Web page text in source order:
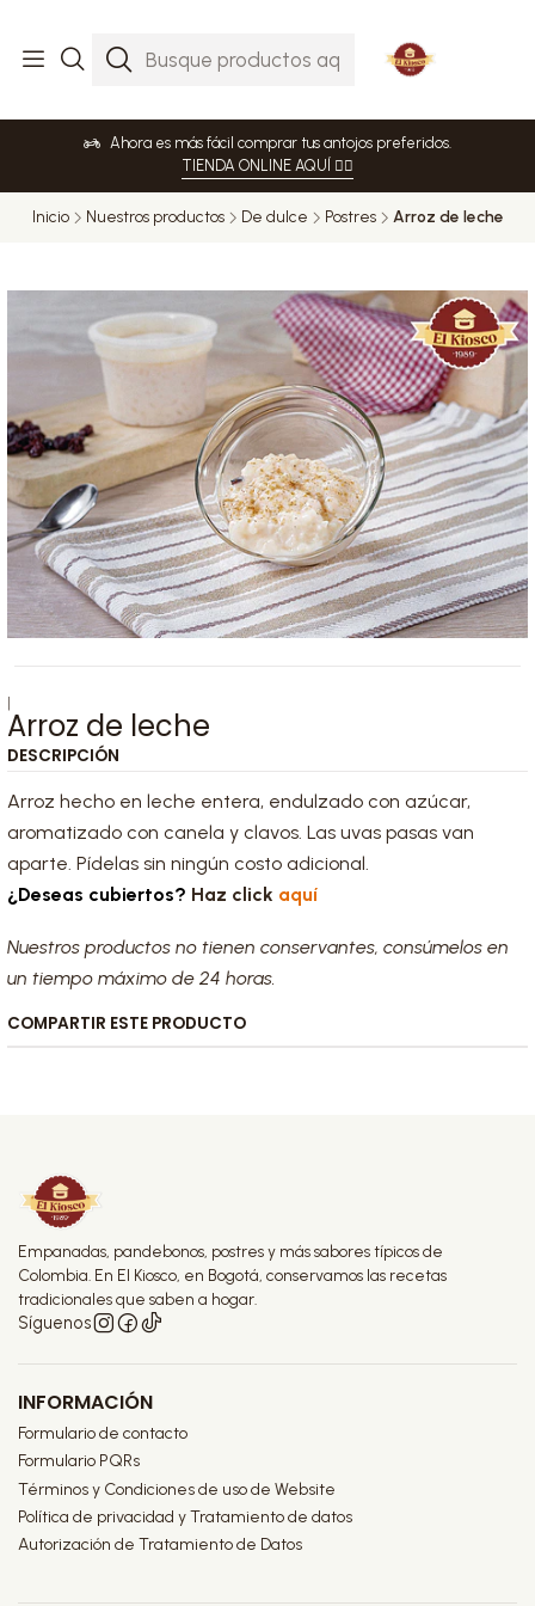
Ahora es más fácil comprar tus antojos preferidos.
TIENDA ONLINE AQUÍ 👈🏻
Inicio Nuestros productos De dulce Postres Arroz de leche
|
Arroz de leche
DESCRIPCIÓN
Arroz hecho en leche entera, endulzado con azúcar,
aromatizado con canela y clavos. Las uvas pasas van
aparte. Pídelas sin ningún costo adicional.
¿Deseas cubiertos? Haz click aquí
Nuestros productos no tienen conservantes, consúmelos en
un tiempo máximo de 24 horas.
COMPARTIR ESTE PRODUCTO
Empanadas, pandebonos, postres y más sabores típicos de
Colombia. En El Kiosco, en Bogotá, conservamos las recetas
tradicionales que saben a hogar.
Síguenos
INFORMACIÓN
Formulario de contacto
Formulario PQRs
Términos y Condiciones de uso de Website
Política de privacidad y Tratamiento de datos
Autorización de Tratamiento de Datos